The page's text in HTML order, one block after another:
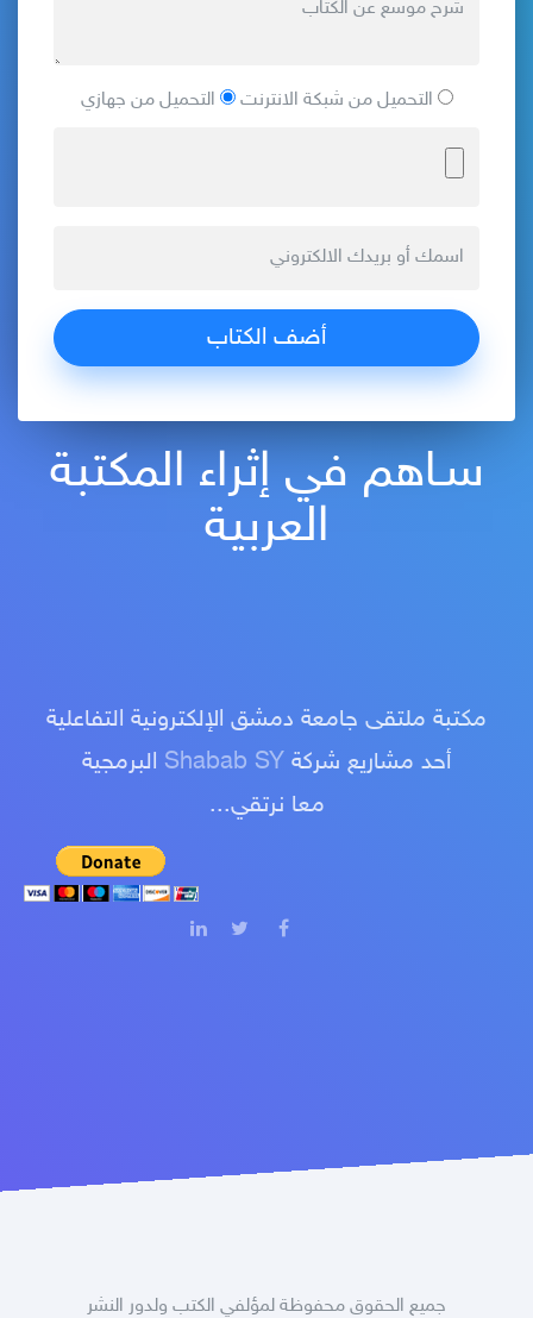
التحميل من شبكة الانترنت التحميل من جهازي
سـاهم في إثراء المكتبة
العربية
مكتبة ملتقى جامعة دمشق الإلكترونية التفاعلية
أحد مشاريع شركة Shabab SY البرمجية
معا نرتقي...
جميع الحقوق محفوظة لمؤلفي الكتب ولدور النشر